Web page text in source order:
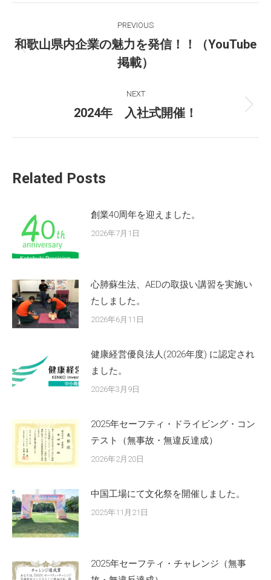
navigation
PREVIOUS
Previous
post:
和歌山県内企業の魅力を発信！！（YouTube
掲載）
NEXT
Next
2024年 入社式開催！
Related Posts
創業40周年を迎えました。
2026年7月1日
心肺蘇生法、AEDの取扱い講習を実施い
たしました。
2026年6月11日
健康経営優良法人(2026年度) に認定され
ました。
2026年3月9日
2025年セーフティ・ドライビング・コン
テスト（無事故・無違反達成）
2026年2月20日
中国工場にて文化祭を開催しました。
2025年11月21日
2025年セーフティ・チャレンジ（無事